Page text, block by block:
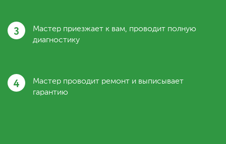
3
Мастер приезжает к вам, проводит полную
диагностику
4
Мастер проводит ремонт и выписывает
гарантию